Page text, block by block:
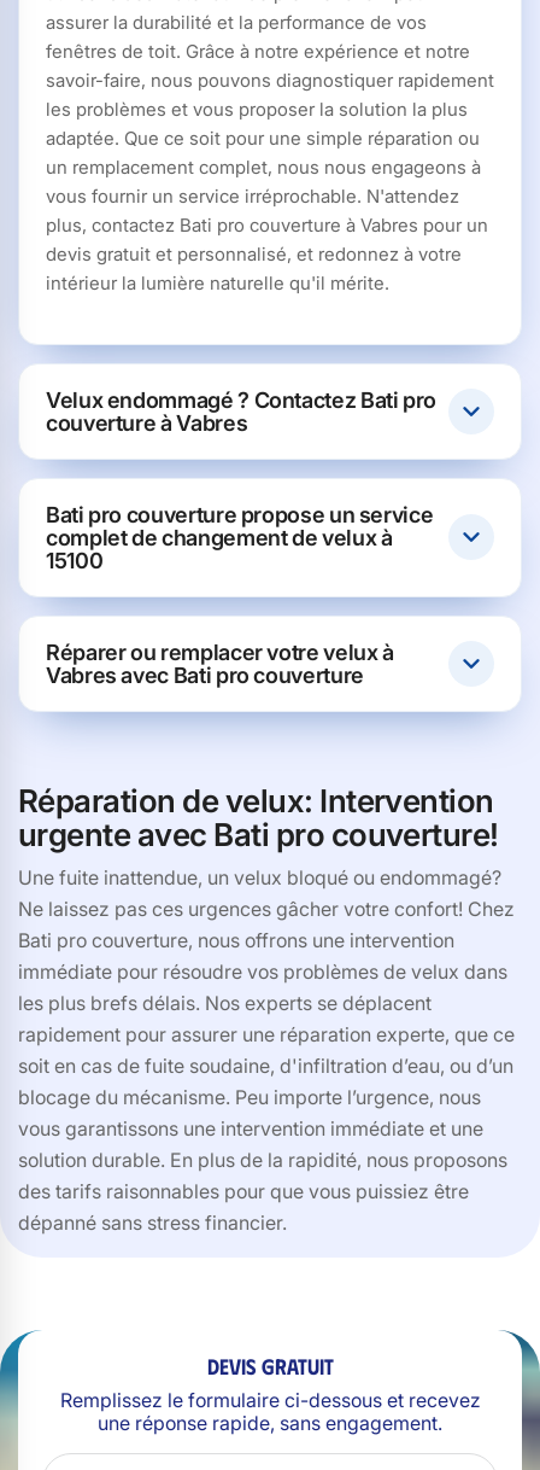
assurer la durabilité et la performance de vos
fenêtres de toit. Grâce à notre expérience et notre
savoir-faire, nous pouvons diagnostiquer rapidement
les problèmes et vous proposer la solution la plus
adaptée. Que ce soit pour une simple réparation ou
un remplacement complet, nous nous engageons à
vous fournir un service irréprochable. N'attendez
plus, contactez Bati pro couverture à Vabres pour un
devis gratuit et personnalisé, et redonnez à votre
intérieur la lumière naturelle qu'il mérite.
Velux endommagé ? Contactez Bati pro
couverture à Vabres
Bati pro couverture propose un service
complet de changement de velux à
15100
Réparer ou remplacer votre velux à
Vabres avec Bati pro couverture
Réparation de velux: Intervention
urgente avec Bati pro couverture!
Une fuite inattendue, un velux bloqué ou endommagé?
Ne laissez pas ces urgences gâcher votre confort! Chez
Bati pro couverture, nous offrons une intervention
immédiate pour résoudre vos problèmes de velux dans
les plus brefs délais. Nos experts se déplacent
rapidement pour assurer une réparation experte, que ce
soit en cas de fuite soudaine, d'infiltration d’eau, ou d’un
blocage du mécanisme. Peu importe l’urgence, nous
vous garantissons une intervention immédiate et une
solution durable. En plus de la rapidité, nous proposons
des tarifs raisonnables pour que vous puissiez être
dépanné sans stress financier.
Devis gratuit
Remplissez le formulaire ci-dessous et recevez
une réponse rapide, sans engagement.